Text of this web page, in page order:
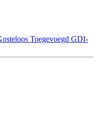
Toegevoegd GDI-